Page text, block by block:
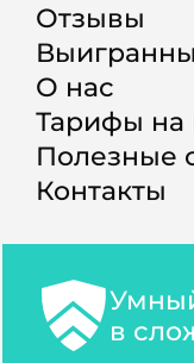
Отзывы
О нас
Тарифы на
Полезные
Контакты
в